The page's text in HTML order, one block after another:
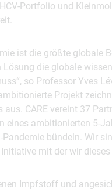
Portfolio und
ist die größte globale
Lösung die globale
so Professor Yves
Projekt
aus. CARE vereint 37
eines ambitionierten 5-
Pandemie bündeln. Wir
mit der wir
Impfstoff und